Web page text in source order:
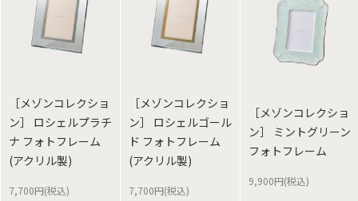
［メゾンコレクショ
ン］ ロシェルプラチ
ナ フォトフレーム
(アクリル製)
7,700円(税込)
［メゾンコレクショ
ン］ ロシェルゴール
ド フォトフレーム
(アクリル製)
7,700円(税込)
［メゾンコレクショ
ン］ ミントグリーン
フォトフレーム
9,900円(税込)